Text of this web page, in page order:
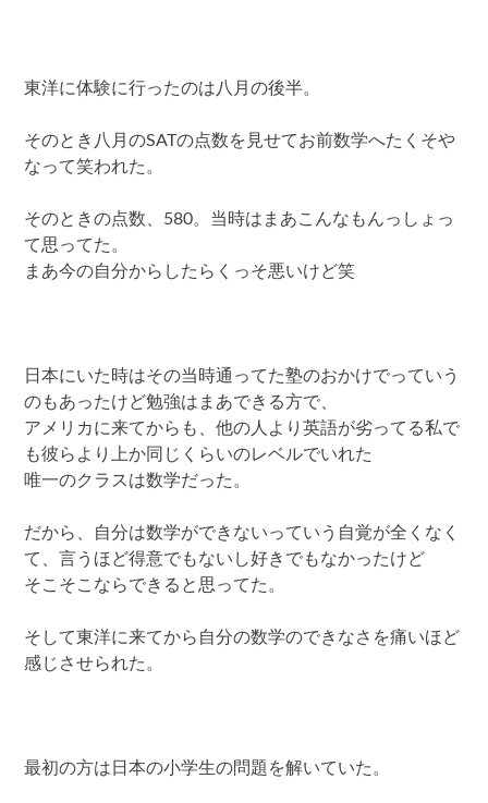
東洋に体験に行ったのは八月の後半。
そのとき八月のSATの点数を見せてお前数学へたくそや
なって笑われた。
そのときの点数、580。当時はまあこんなもんっしょっ
て思ってた。
まあ今の自分からしたらくっそ悪いけど笑
日本にいた時はその当時通ってた塾のおかけでっていう
のもあったけど勉強はまあできる方で、
アメリカに来てからも、他の人より英語が劣ってる私で
も彼らより上か同じくらいのレベルでいれた
唯一のクラスは数学だった。
だから、自分は数学ができないっていう自覚が全くなく
て、言うほど得意でもないし好きでもなかったけど
そこそこならできると思ってた。
そして東洋に来てから自分の数学のできなさを痛いほど
感じさせられた。
最初の方は日本の小学生の問題を解いていた。